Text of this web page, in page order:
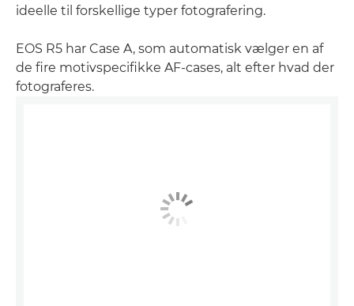
ideelle til forskellige typer fotografering.
EOS R5 har Case A, som automatisk vælger en af
de fire motivspecifikke AF-cases, alt efter hvad der
fotograferes.